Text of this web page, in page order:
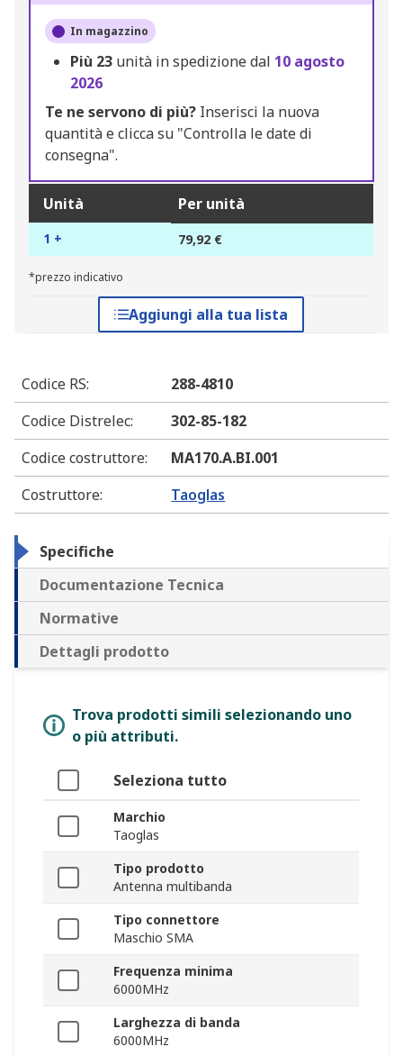
In magazzino
Più 23 unità in spedizione dal 10 agosto
2026
Te ne servono di più? Inserisci la nuova
quantità e clicca su "Controlla le date di
consegna".
Unità Per unità
1 + 79,92 €
*prezzo indicativo
Aggiungi alla tua lista
Codice RS:
288-4810
Codice Distrelec:
302-85-182
Codice costruttore:
MA170.A.BI.001
Costruttore: Taoglas
Specifiche
Documentazione Tecnica
Normative
Dettagli prodotto
Trova prodotti simili selezionando uno
o più attributi.
Seleziona tutto
Marchio
Taoglas
Tipo prodotto
Antenna multibanda
Tipo connettore
Maschio SMA
Frequenza minima
6000MHz
Larghezza di banda
6000MHz